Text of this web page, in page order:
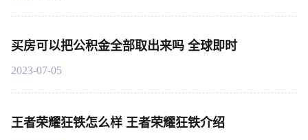
买房可以把公积金全部取出来吗 全球即时
2023-07-05
王者荣耀狂铁怎么样 王者荣耀狂铁介绍